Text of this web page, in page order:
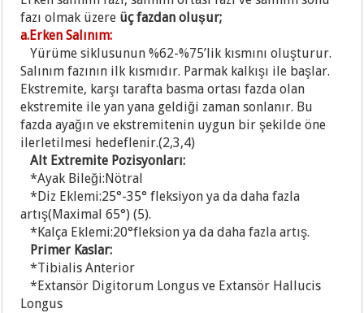
fazı olmak üzere üç fazdan oluşur;
a.Erken Salınım:
Yürüme siklusunun %62-%75’lik kısmını oluşturur.
Salınım fazının ilk kısmıdır. Parmak kalkışı ile başlar.
Ekstremite, karşı tarafta basma ortası fazda olan
ekstremite ile yan yana geldiği zaman sonlanır. Bu
fazda ayağın ve ekstremitenin uygun bir şekilde öne
ilerletilmesi hedeflenir.(2,3,4)
Alt Extremite Pozisyonları:
*Ayak Bileği:Nötral
*Diz Eklemi:25°-35° fleksiyon ya da daha fazla
artış(Maximal 65°) (5).
*Kalça Eklemi:20°fleksion ya da daha fazla artış.
Primer Kaslar:
*Tibialis Anterior
*Extansör Digitorum Longus ve Extansör Hallucis
Longus